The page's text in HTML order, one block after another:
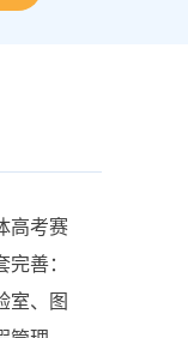
高考赛
善：
室、图